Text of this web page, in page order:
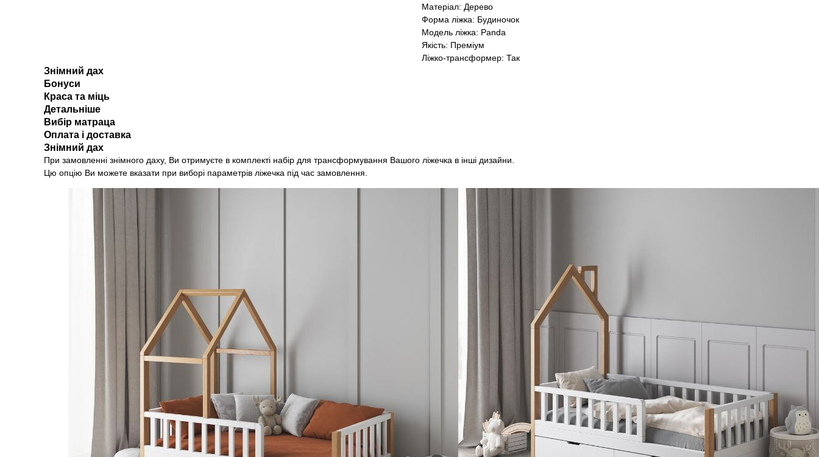
Матеріал: Дерево
Форма ліжка: Будиночок
Модель ліжка: Panda
Якість: Преміум
Ліжко-трансформер: Так
Знімний дах
Бонуси
Краса та міць
Детальніше
Вибір матраца
Оплата і доставка
Знімний дах
При замовленні знімного даху, Ви отримуєте в комплекті набір для трансформування Вашого ліжечка в інші дизайни.
Цю опцію Ви можете вказати при виборі параметрів ліжечка під час замовлення.